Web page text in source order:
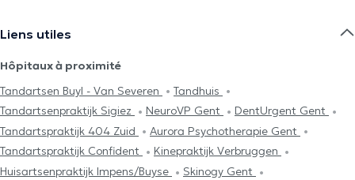
Liens utiles
Hôpitaux à proximité
Tandartsen Buyl - Van Severen
Tandhuis
Tandartsenpraktijk Sigiez
NeuroVP Gent
DentUrgent Gent
Tandartspraktijk 404 Zuid
Aurora Psychotherapie Gent
Tandartspraktijk Confident
Kinepraktijk Verbruggen
Huisartsenpraktijk Impens/Buyse
Skinogy Gent